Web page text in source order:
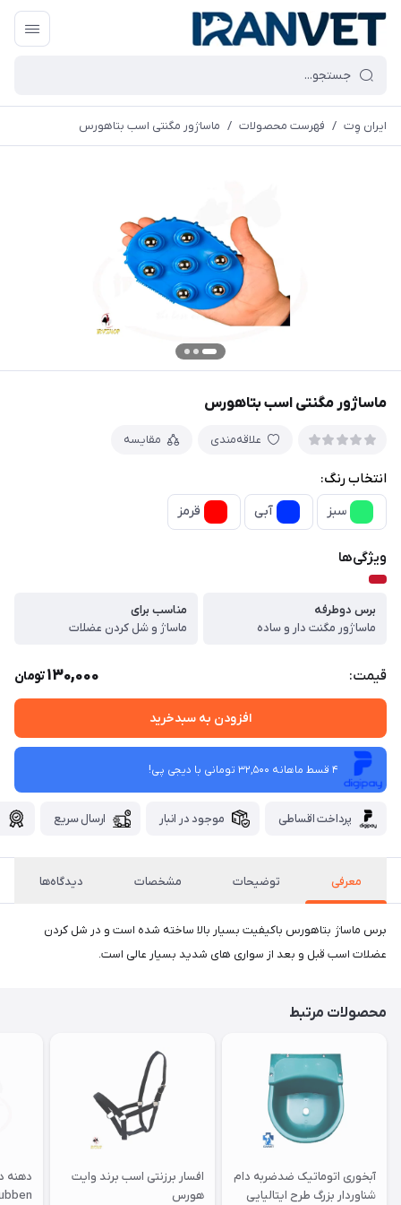
ایران وِت / فهرست محصولات / ماساژور مگنتی اسب بتاهورس
ماساژور مگنتی اسب بتاهورس
علاقه‌مندی مقایسه
انتخاب رنگ:
سبز آبی قرمز
ویژگی‌ها
برس دوطرفه
ماساژور مگنت دار و ساده
مناسب برای
ماساژ و شل کردن عضلات
قیمت: 130,000تومان
افزودن به سبدخرید
4 قسط ماهانه 32,500 تومانی با دیجی ‌پی!
پرداخت اقساطی موجود در انبار ارسال سریع
معرفی توضیحات مشخصات دیدگاه‌ها
برس ماساژ بتاهورس باکیفیت بسیار بالا ساخته شده است و در شل کردن
عضلات اسب قبل و بعد از سواری های شدید بسیار عالی است.
محصولات مرتبط
آبخوری اتوماتیک ضدضربه دام
شناوردار بزرگ طرح ایتالیایی
افسار برزنتی اسب برند وایت
هورس